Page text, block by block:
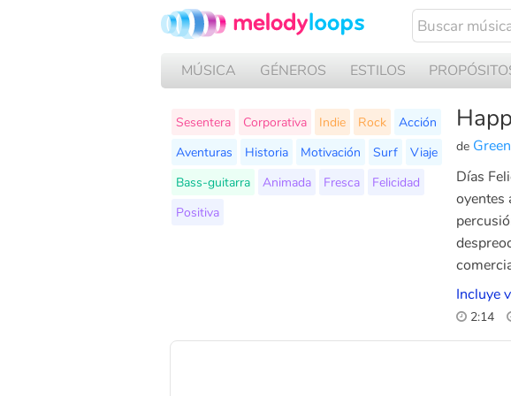
MÚSICA GÉNEROS ESTILOS
de
Sesentera Corporativa Indie Rock
Acción
Aventuras
Historia Motivación Surf
Viaje
Bass-guitarra
Animada Fresca
Felicidad
Positiva
Días
oyentes
Incluye
2:14